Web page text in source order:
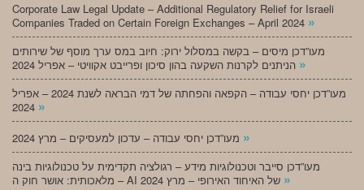
Corporate Law Legal Update – Additional Regulatory Relief for Israeli
Companies Traded on Certain Foreign Exchanges – April 2024 »
מעו”דכן מיסים – בקשה במסלול ירוק: חיוב במס ערך מוסף של שירותים
»
מעו”דכן יחסי עבודה – הקפאה והפחתה של דמי הבראה לשנת 2024 – אפריל
»
»
מעו”דכן סייבר וטכנולוגיות מידע – רגולציה תקדימית על טכנולוגיות בינה
»